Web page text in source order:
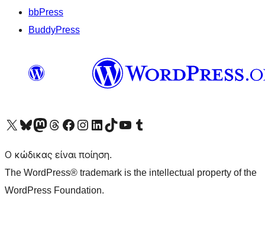
bbPress
BuddyPress
Visit our X (formerly Twitter) account
Visit our Bluesky account
Επισκεφθείτε τον λογαριασμό μας στο Mastodon
Visit our Threads account
Επισκεφτείτε τη σελίδα μας στο Facebook
Επισκεφθείτε τον λογαριασμό μας Instagram
Επισκεφθείτε τον λογαριασμό μας LinkedIn
Visit our TikTok account
Visit our YouTube channel
Visit our Tumblr account
Ο κώδικας είναι ποίηση.
The WordPress® trademark is the intellectual property of the
WordPress Foundation.